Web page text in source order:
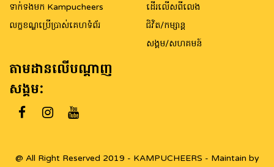
ទាក់ទងមក Kampucheers
លក្ខខណ្ឌប្រើប្រាស់គេហទំព័រ
ដើរលើសពីលេង
ជិវិត/កម្សាន្ត
សង្គម/សហគមន៍
តាមដានលើបណ្តាញ
សង្គម:
@ All Right Reserved 2019 - KAMPUCHEERS - Maintain by